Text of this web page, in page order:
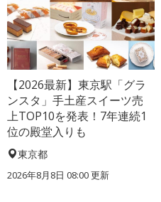
【2026最新】東京駅「グラ
ンスタ」手土産スイーツ売
上TOP10を発表！7年連続1
位の殿堂入りも
東京都
2026年8月8日 08:00更新